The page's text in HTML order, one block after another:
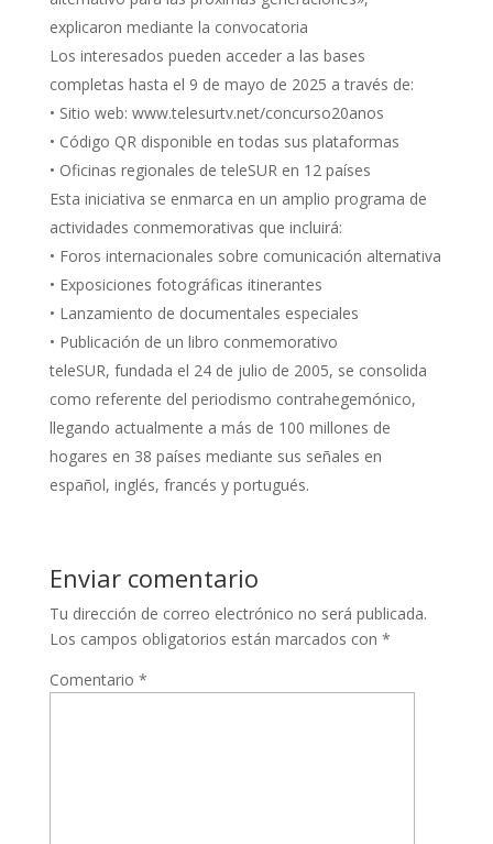
explicaron mediante la convocatoria
Los interesados pueden acceder a las bases
completas hasta el 9 de mayo de 2025 a través de:
• Sitio web: www.telesurtv.net/concurso20anos
• Código QR disponible en todas sus plataformas
• Oficinas regionales de teleSUR en 12 países
Esta iniciativa se enmarca en un amplio programa de
actividades conmemorativas que incluirá:
• Foros internacionales sobre comunicación alternativa
• Exposiciones fotográficas itinerantes
• Lanzamiento de documentales especiales
• Publicación de un libro conmemorativo
teleSUR, fundada el 24 de julio de 2005, se consolida
como referente del periodismo contrahegemónico,
llegando actualmente a más de 100 millones de
hogares en 38 países mediante sus señales en
español, inglés, francés y portugués.
Enviar comentario
Tu dirección de correo electrónico no será publicada.
Los campos obligatorios están marcados con *
Comentario *